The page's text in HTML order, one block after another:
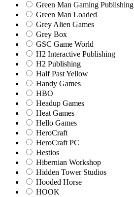
Green Man Gaming Publishing
Green Man Loaded
Grey Alien Games
Grey Box
GSC Game World
H2 Interactive Publishing
H2 Publishing
Half Past Yellow
Handy Games
HBO
Headup Games
Heat Games
Hello Games
HeroCraft
HeroCraft PC
Hestios
Hibernian Workshop
Hidden Tower Studios
Hooded Horse
HOOK